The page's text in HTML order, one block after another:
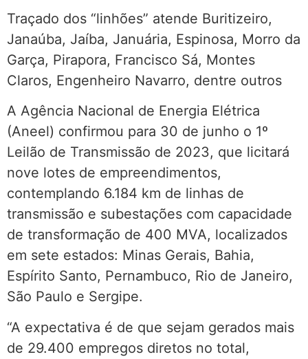
Traçado dos “linhões” atende Buritizeiro,
Janaúba, Jaíba, Januária, Espinosa, Morro da
Garça, Pirapora, Francisco Sá, Montes
Claros, Engenheiro Navarro, dentre outros
A Agência Nacional de Energia Elétrica
(Aneel) confirmou para 30 de junho o 1º
Leilão de Transmissão de 2023, que licitará
nove lotes de empreendimentos,
contemplando 6.184 km de linhas de
transmissão e subestações com capacidade
de transformação de 400 MVA, localizados
em sete estados: Minas Gerais, Bahia,
Espírito Santo, Pernambuco, Rio de Janeiro,
São Paulo e Sergipe.
“A expectativa é de que sejam gerados mais
de 29.400 empregos diretos no total,